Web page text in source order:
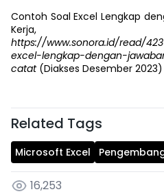
Contoh Soal Excel Lengkap
Kerja,
https://www.sonora.id/read/
excel-lengkap-dengan-
catat (Diakses Desember 2023)
Related Tags
Microsoft Excel
16,253